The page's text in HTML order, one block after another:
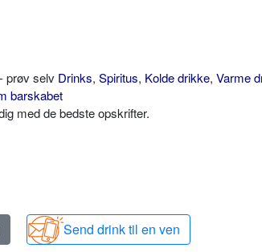
prøv selv Drinks, Spiritus, Kolde drikke, Varme
barskabet
med de bedste opskrifter.
Send drink til en ven